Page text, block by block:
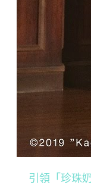
引領「珍珠